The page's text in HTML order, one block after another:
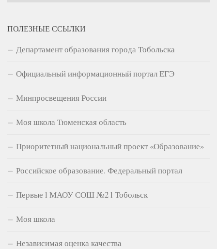
ПОЛЕЗНЫЕ ССЫЛКИ
Департамент образования города Тобольска
Официальный информационный портал ЕГЭ
Минпросвещения России
Моя школа Тюменская область
Приоритетный национальный проект «Образование»
Российское образование. Федеральный портал
Первые l МАОУ СОШ №2 l Тобольск
Моя школа
Независимая оценка качества